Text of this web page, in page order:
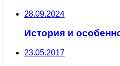
28.09.2024
История и
23.05.2017